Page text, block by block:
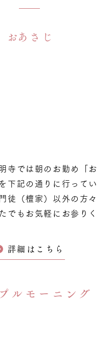
​おあさじ
寺では朝のお勤め「お
下記の通りに行ってい
徒（檀家）以外の方々
でもお気軽にお参りく
詳細はこちら
ルモーニング